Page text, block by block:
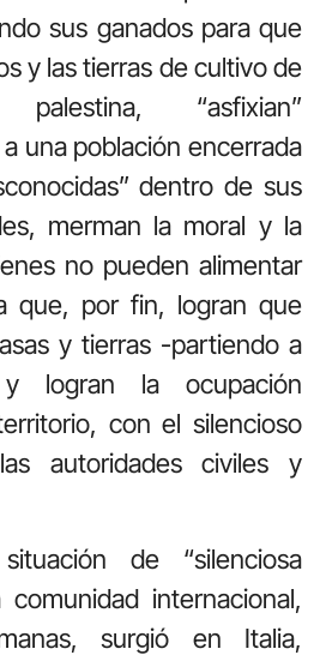
sus ganados para que
y las tierras de cultivo de
“asfixian”
una población encerrada
dentro de sus
merman la moral y la
no pueden alimentar
que, por fin, logran que
y tierras -partiendo a
logran la ocupación
con el silencioso
autoridades civiles y
de “silenciosa
internacional,
surgió en Italia,